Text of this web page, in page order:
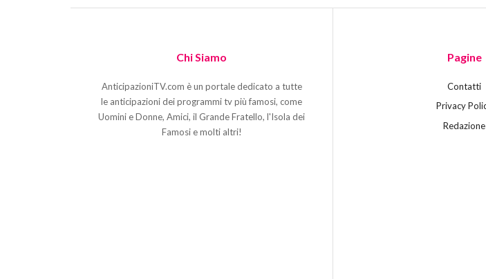
Chi Siamo
AnticipazioniTV.com è un portale dedicato a tutte
le anticipazioni dei programmi tv più famosi, come
Uomini e Donne, Amici, il Grande Fratello, l'Isola dei
Famosi e molti altri!
Pagine
Contatti
Privacy
Redazione